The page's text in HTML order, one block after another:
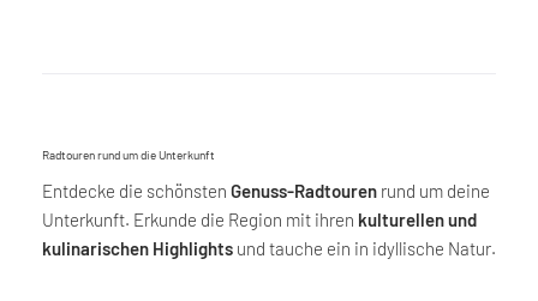
Radtouren rund um die Unterkunft
Entdecke die schönsten Genuss-Radtouren rund um deine
Unterkunft. Erkunde die Region mit ihren kulturellen und
kulinarischen Highlights und tauche ein in idyllische Natur.